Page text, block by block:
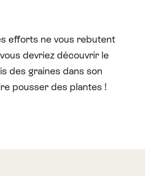
efforts ne vous rebutent
vous devriez découvrir le
des graines dans son
pousser des plantes !